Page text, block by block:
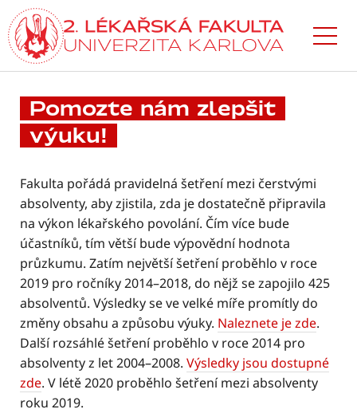
Přejít
k hlavnímu
obsahu
Pomozte nám zlepšit
výuku!
Fakulta pořádá pravidelná šetření mezi čerstvými
absolventy, aby zjistila, zda je dostatečně připravila
na výkon lékařského povolání. Čím více bude
účastníků, tím větší bude výpovědní hodnota
průzkumu. Zatím největší šetření proběhlo v roce
2019 pro ročníky 2014–2018, do nějž se zapojilo 425
absolventů. Výsledky se ve velké míře promítly do
změny obsahu a způsobu výuky. Naleznete je zde.
Další rozsáhlé šetření proběhlo v roce 2014 pro
absolventy z let 2004–2008. Výsledky jsou dostupné
zde. V létě 2020 proběhlo šetření mezi absolventy
roku 2019.